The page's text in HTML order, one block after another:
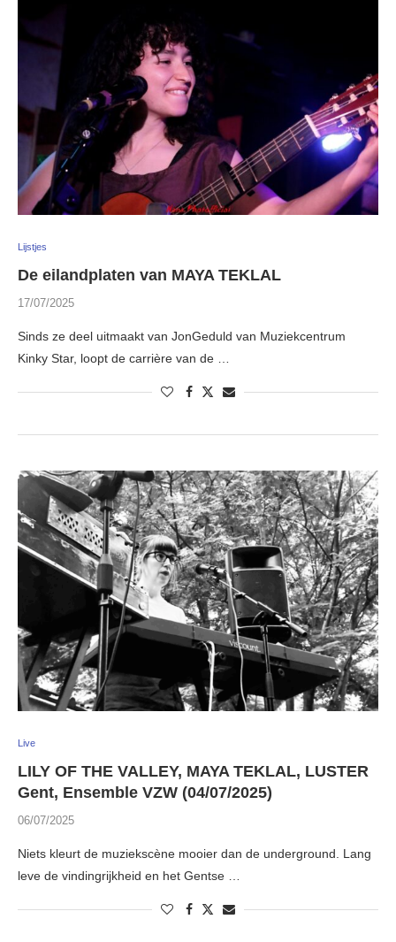
Lijstjes
De eilandplaten van MAYA TEKLAL
17/07/2025
Sinds ze deel uitmaakt van JonGeduld van Muziekcentrum
Kinky Star, loopt de carrière van de …
Live
LILY OF THE VALLEY, MAYA TEKLAL, LUSTER
Gent, Ensemble VZW (04/07/2025)
06/07/2025
Niets kleurt de muziekscène mooier dan de underground. Lang
leve de vindingrijkheid en het Gentse …